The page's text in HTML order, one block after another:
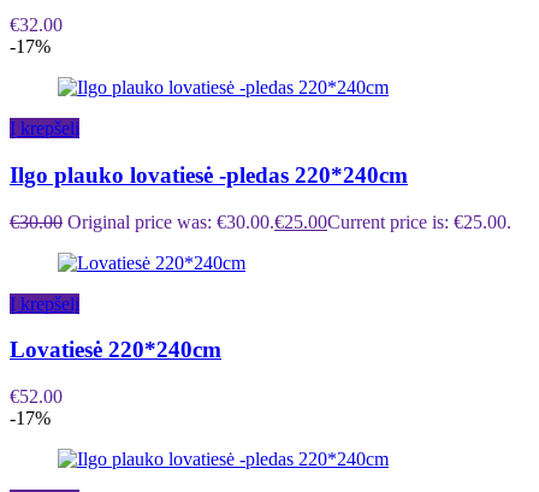
€32.00
-17%
Į krepšelį
Ilgo plauko lovatiesė -pledas 220*240cm
€30.00 Original price was: €30.00.€25.00Current price is: €25.00.
Į krepšelį
Lovatiesė 220*240cm
€52.00
-17%